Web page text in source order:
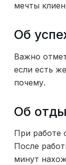
мечты
Об
Важно
если есть
почему.
Об
При работе
После
минут